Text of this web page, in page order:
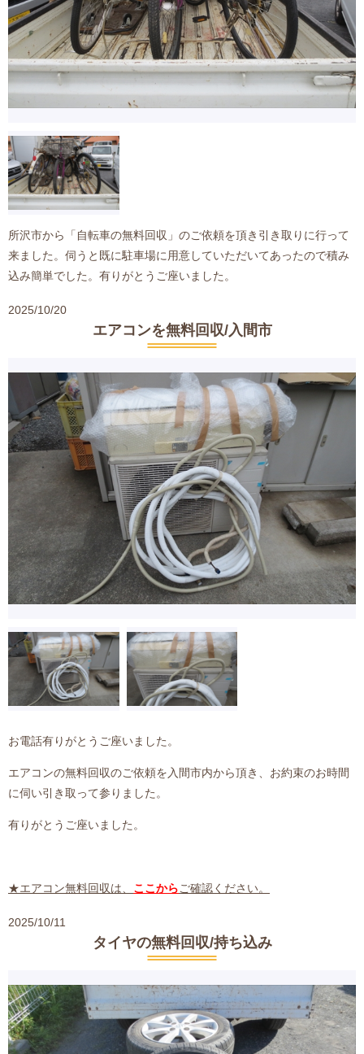
所沢市から「自転車の無料回収」のご依頼を頂き引き取りに行って
来ました。伺うと既に駐車場に用意していただいてあったので積み
込み簡単でした。有りがとうご座いました。
2025/10/20
エアコンを無料回収/入間市
お電話有りがとうご座いました。
エアコンの無料回収のご依頼を入間市内から頂き、お約束のお時間
に伺い引き取って参りました。
有りがとうご座いました。
★エアコン無料回収は、 ここからご確認ください。
2025/10/11
タイヤの無料回収/持ち込み